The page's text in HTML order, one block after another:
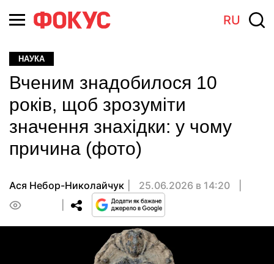
RU
НАУКА
Вченим знадобилося 10
років, щоб зрозуміти
значення знахідки: у чому
причина (фото)
Ася Небор-Николайчук
25.06.2026 в 14:20